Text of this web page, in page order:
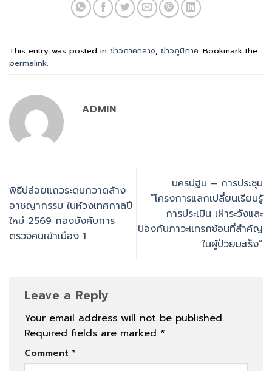
This entry was posted in ข่าวภาคกลาง, ข่าวภูมิภาค. Bookmark the
permalink.
ADMIN
พิธีปล่อยแถวระดมกวาดล้าง
อาชญากรรม ในห้วงเทศกาลปี
ใหม่ 2569 กองบังคับการ
ตรวจคนเข้าเมือง 1
นครปฐม – การประชุม
“โครงการแลกเปลี่ยนเรียนรู้
การประเมิน เฝ้าระวังและ
ป้องกันภาวะแทรกซ้อนที่สำคัญ
ในผู้ป่วยมะเร็ง”
Leave a Reply
Your email address will not be published.
Required fields are marked *
Comment *